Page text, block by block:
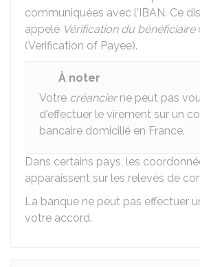
communiquées avec l'IBAN. Ce
appelé Vérification du bénéficiaire
(Verification of Payee).
À noter
Votre créancierne peut pas
d'effectuer le virement sur un
bancaire domicilié en France.
Dans certains pays, les
apparaissent sur les relevés de
La banque ne peut pas effectuer
votre accord.